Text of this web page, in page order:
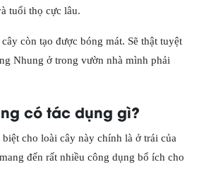
tuổi thọ cực lâu.
còn tạo được bóng mát. Sẽ thật tuyệt
Nhung ở trong vườn nhà mình phải
có tác dụng gì?
cho loài cây này chính là ở trái của
đến rất nhiều công dụng bổ ích cho